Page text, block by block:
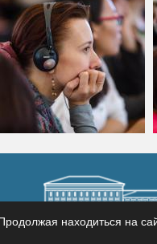
находиться на